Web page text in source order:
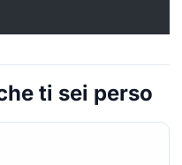
ti sei perso